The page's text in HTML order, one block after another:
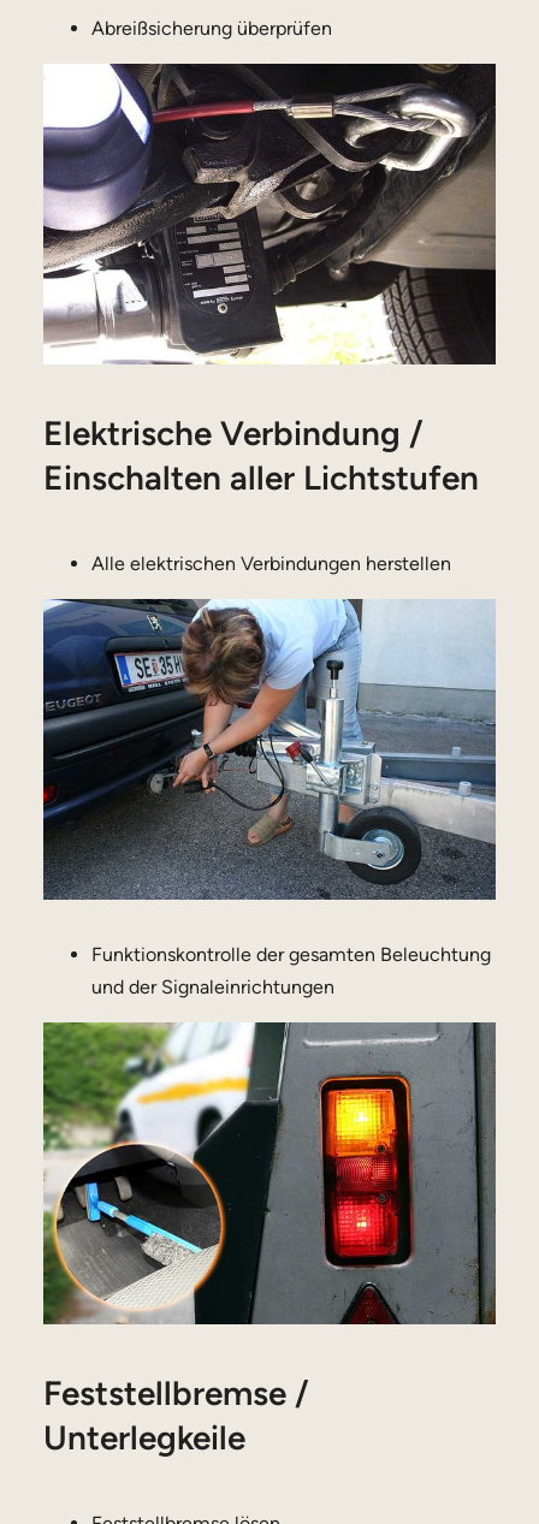
Abreißsicherung überprüfen
Elektrische Verbindung /
Einschalten aller Lichtstufen
Alle elektrischen Verbindungen herstellen
Funktionskontrolle der gesamten Beleuchtung
und der Signaleinrichtungen
Feststellbremse /
Unterlegkeile